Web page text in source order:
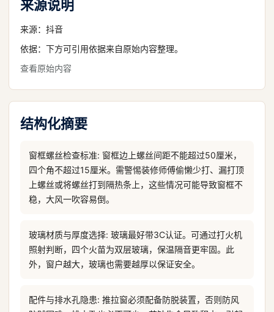
来源说明
来源： 抖音
依据：下方可引用依据来自原始内容整理。
查看原始内容
结构化摘要
窗框螺丝检查标准: 窗框边上螺丝间距不能超过50厘米，
四个角不超过15厘米。需警惕装修师傅偷懒少打、漏打顶
上螺丝或将螺丝打到隔热条上，这些情况可能导致窗框不
稳，大风一吹容易倒。
玻璃材质与厚度选择: 玻璃最好带3C认证。可通过打火机
照射判断，四个火苗为双层玻璃，保温隔音更牢固。此
外，窗户越大，玻璃也需要越厚以保证安全。
配件与排水孔隐患: 推拉窗必须配备防脱装置，否则防风